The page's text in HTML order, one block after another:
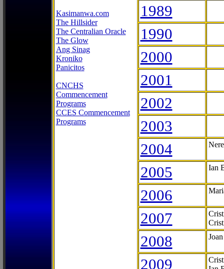
Kasimanwa.com
The Hillsider
The Centralian Oracle
The Glow
Ang Sinag
Kroniko
Panicitos
CNCHS
Commencement
Programs
CCES Commencement
Programs
1989
1990
2000
2001
2002
2003
2004
2005 Ian
2006
2007
2008
2009